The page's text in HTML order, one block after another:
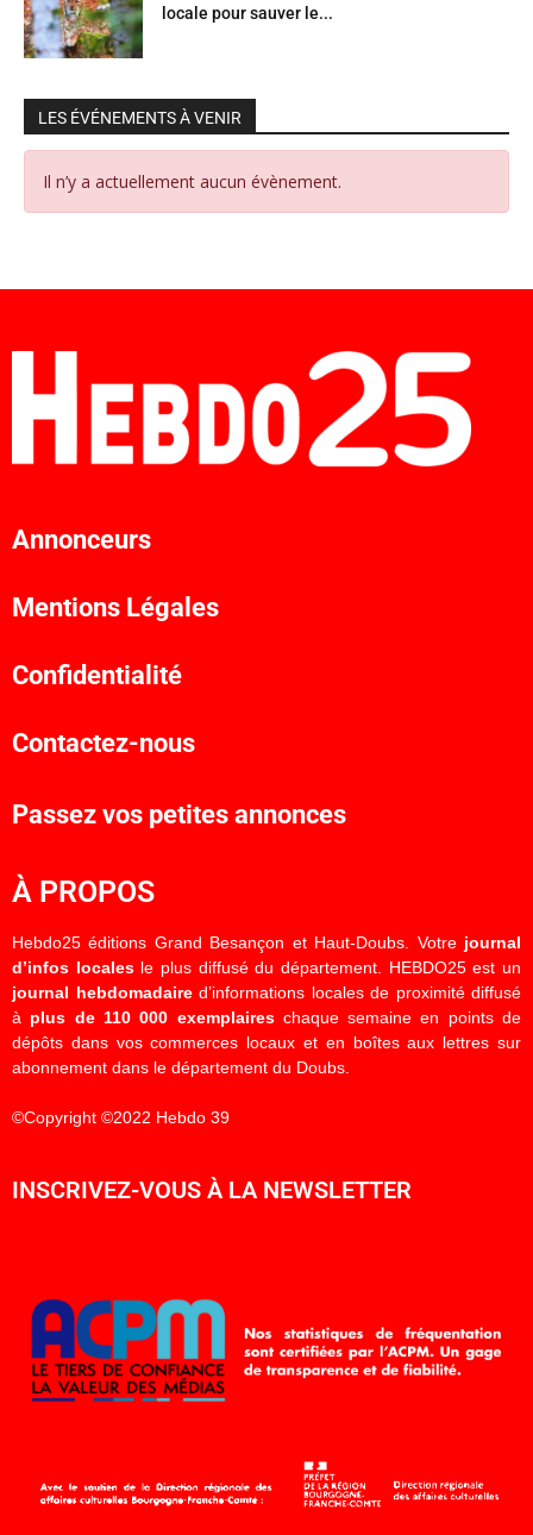
locale pour sauver le...
LES ÉVÉNEMENTS À VENIR
Il n’y a actuellement aucun évènement.
Annonceurs
Mentions Légales
Confidentialité
Contactez-nous
Passez vos petites annonces
À PROPOS
Hebdo25 éditions Grand Besançon et Haut-Doubs. Votre journal
d’infos localesle plus diffusé du département. HEBDO25 est un
journal hebdomadaired’informations locales de proximité diffusé
à plus de 110 000 exemplaireschaque semaine en points de
dépôts dans vos commerces locaux et en boîtes aux lettres sur
abonnement dans le département du Doubs.
©Copyright ©2022 Hebdo 39
INSCRIVEZ-VOUS À LA NEWSLETTER